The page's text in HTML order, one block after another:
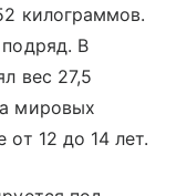
килограммов.
В
вес 27,5
мировых
от 12 до 14 лет.